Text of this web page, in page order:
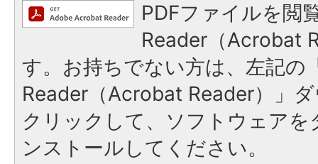
PDFファイルを閲
Reader（Acrobat
す。お持ちでない方は、左記の
Reader（Acrobat Reader）」
クリックして、ソフトウェア
ンストールしてください。